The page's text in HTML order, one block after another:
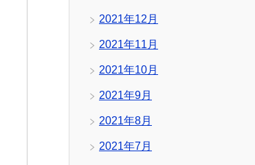
2021年12月
2021年11月
2021年10月
2021年9月
2021年8月
2021年7月